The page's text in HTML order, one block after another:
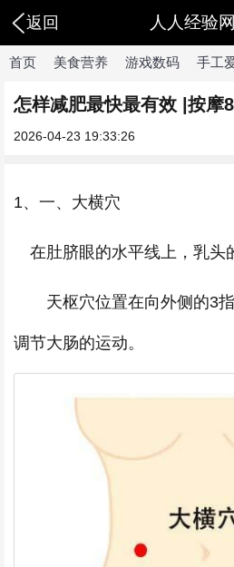
返回 人人经验网
首页 美食营养 游戏数码 手工
怎样减肥最快最有效 |按摩
2026-04-23 19:33:26
1、一、大横穴
在肚脐眼的水平线上，乳头
天枢穴位置在向外侧的3指
调节大肠的运动。